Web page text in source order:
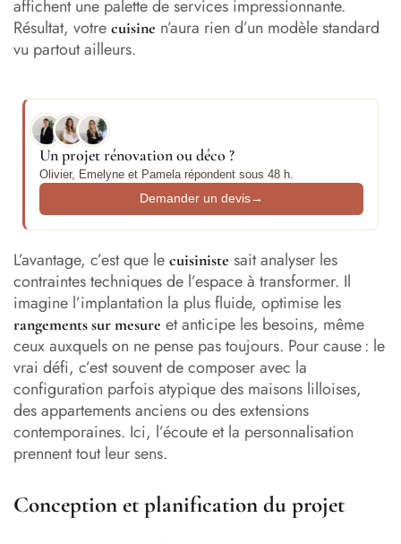
affichent une palette de services impressionnante.
Résultat, votre cuisine n’aura rien d’un modèle standard
vu partout ailleurs.
Un projet rénovation ou déco ?
Olivier, Emelyne et Pamela répondent sous 48 h.
Demander un devis→
L’avantage, c’est que le cuisiniste sait analyser les
contraintes techniques de l’espace à transformer. Il
imagine l’implantation la plus fluide, optimise les
rangements sur mesure et anticipe les besoins, même
ceux auxquels on ne pense pas toujours. Pour cause : le
vrai défi, c’est souvent de composer avec la
configuration parfois atypique des maisons lilloises,
des appartements anciens ou des extensions
contemporaines. Ici, l’écoute et la personnalisation
prennent tout leur sens.
Conception et planification du projet